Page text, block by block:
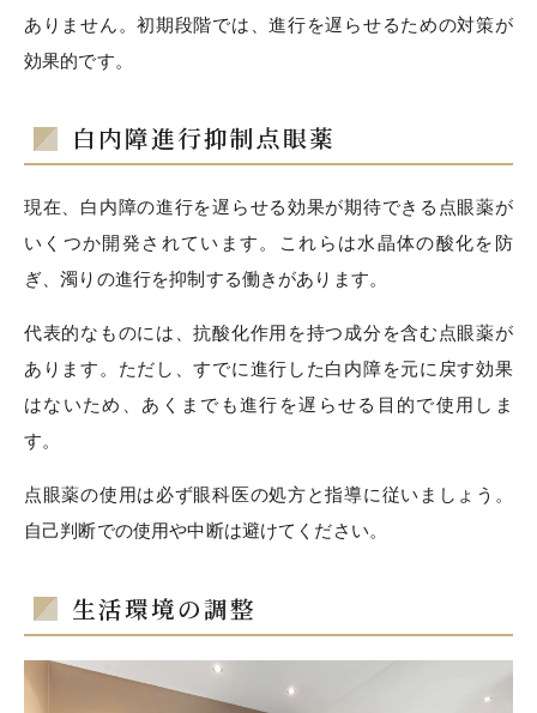
ありません。初期段階では、進行を遅らせるための対策が
効果的です。
白内障進行抑制点眼薬
現在、白内障の進行を遅らせる効果が期待できる点眼薬が
いくつか開発されています。これらは水晶体の酸化を防
ぎ、濁りの進行を抑制する働きがあります。
代表的なものには、抗酸化作用を持つ成分を含む点眼薬が
あります。ただし、すでに進行した白内障を元に戻す効果
はないため、あくまでも進行を遅らせる目的で使用しま
す。
点眼薬の使用は必ず眼科医の処方と指導に従いましょう。
自己判断での使用や中断は避けてください。
生活環境の調整